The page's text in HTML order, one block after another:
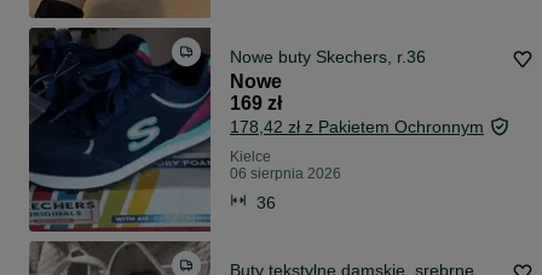
Nowe buty Skechers, r.36
Nowe
169 zł
178,42 zł z Pakietem Ochronnym
Kielce
06 sierpnia 2026
36
Buty tekstylne damskie, srebrne,